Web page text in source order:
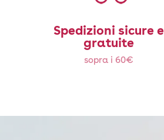
Spedizioni sicure e
gratuite
sopra i 60€